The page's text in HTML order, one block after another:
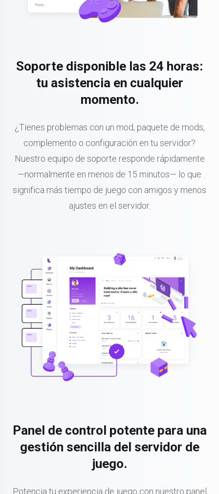
Soporte disponible las 24 horas:
tu asistencia en cualquier
momento.
¿Tienes problemas con un mod, paquete de mods,
complemento o configuración en tu servidor?
Nuestro equipo de soporte responde rápidamente
—normalmente en menos de 15 minutos— lo que
significa más tiempo de juego con amigos y menos
ajustes en el servidor.
Panel de control potente para una
gestión sencilla del servidor de
juego.
Potencia tu experiencia de juego con nuestro panel